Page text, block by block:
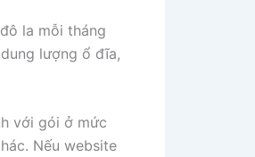
la mỗi tháng
lượng ổ đĩa,
với gói ở mức
Nếu website